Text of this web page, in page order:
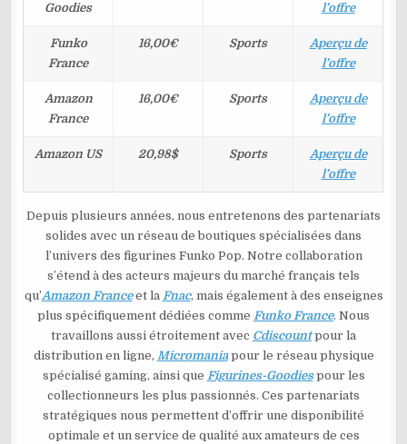
Goodies
l’offre
Funko
France
16,00€ Sports
Aperçu de
l’offre
Amazon
France
16,00€ Sports
Aperçu de
l’offre
Amazon US 20,98$ Sports
Aperçu de
l’offre
Depuis plusieurs années, nous entretenons des partenariats
solides avec un réseau de boutiques spécialisées dans
l’univers des figurines Funko Pop. Notre collaboration
s’étend à des acteurs majeurs du marché français tels
qu’Amazon Franceet la Fnac, mais également à des enseignes
plus spécifiquement dédiées comme Funko France. Nous
travaillons aussi étroitement avec Cdiscountpour la
distribution en ligne, Micromaniapour le réseau physique
spécialisé gaming, ainsi que Figurines-Goodiespour les
collectionneurs les plus passionnés. Ces partenariats
stratégiques nous permettent d’offrir une disponibilité
optimale et un service de qualité aux amateurs de ces